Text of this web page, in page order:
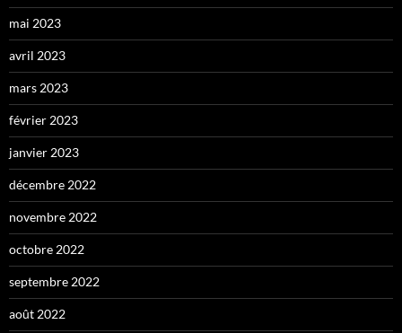
mai 2023
avril 2023
mars 2023
février 2023
janvier 2023
décembre 2022
novembre 2022
octobre 2022
septembre 2022
août 2022